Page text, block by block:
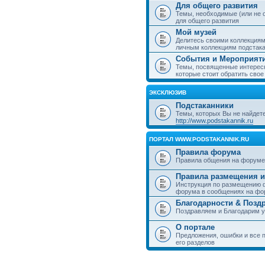
Для общего развития
Темы, необходимые (или не
для общего развития
Мой музей
Делитесь своими
личным коллекциям
События и
Темы, посвященные
которые стоит обратить
ЭКСКЛЮЗИВ
Подстаканники
Темы, которых Вы не
http://www.podstakannik.ru
ПОРТАЛ WWW.PODSTAKANNIK.RU
Правила форума
Правила общения на форуме
Правила размещения
Инструкция по размещению
форума в сообщениях на
Благодарности &
Поздравляем и Благодарим
О портале
Предложения, ошибки и все
его разделов